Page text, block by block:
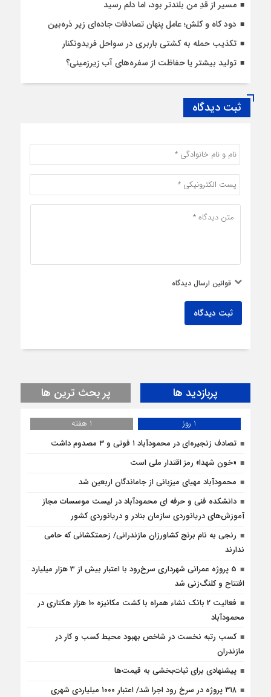
مسیر از قدِ من بلندتر بود، اما دلم رسید
دود کاه و کلش؛ عامل پنهان تصادفات جاده‌ای زیر ذره‌بین
تکذیب حمله به کشتی باربری در سواحل فریدونکنار
تولید بیشتر یا حفاظت از سفره‌های آب زیرزمینی؟
ثبت دیدگاه
قوانین ارسال دیدگاه
ثبت دیدگاه
پربازدید ها پر بحث ترین ها
1 روز
1 هفته
تصادف زنجیره‌ای در محمودآباد ۱ فوتی و ۳ مصدوم داشت
«خون شهدا» رمز اقتدار ملی است
محمودآباد مهیای میزبانی از جاماندگان اربعین شد
دانشکده فنی و حرفه ای محمودآباد در لیست موسسات مجاز
آموزش‌های دریانوردی سازمان بنادر و دریانوردی کشور
رنجی به نام برنج کشاورزان مازندرانی/ زحمتکشانی که حامی
ندارند
5 پروژه‌ عمرانی شهرداری سرخ‌رود با اعتبار بیش از 3 هزار میلیارد
افتتاح و کلنگ‌زنی شد
فعالیت 2 بانک نشاء همراه با کشت مکانیزه 10 هزار هکتاری در
محمودآباد
کسب رتبه نخست در شاخص بهبود محیط کسب و کار در
مازندران
پیشنهادی برای ثبات‌بخشی به قیمت‌ها
۳۱۸ پروژه در سرخ رود اجرا شد/ اعتبار ۱۰۰۰ میلیاردی شهری